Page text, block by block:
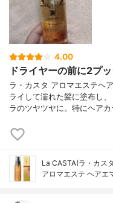
4.00
ドライヤーの前に2プ
ラ・カスタ アロマエステヘ
ライして濡れた髪に塗布し
ラのツヤツヤに。特にヘア
La CASTA(ラ・カス
アロマエステ ヘアエ